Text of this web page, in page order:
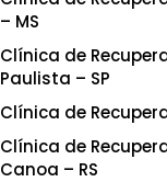
– MS
Clínica de
Paulista – SP
Clínica de
Clínica de
Canoa – RS